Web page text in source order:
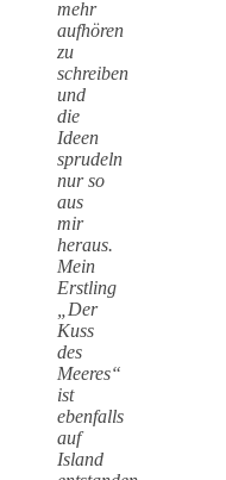
mehr
aufhören
zu
schreiben
und
die
Ideen
sprudeln
nur so
aus
mir
heraus.
Mein
Erstling
„Der
Kuss
des
Meeres“
ist
ebenfalls
auf
Island